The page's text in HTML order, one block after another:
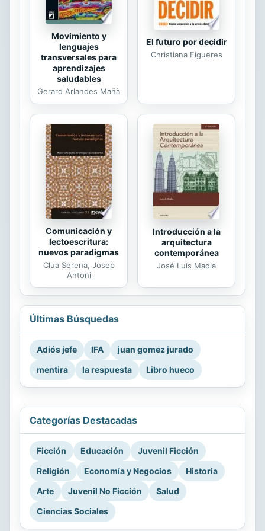
Movimiento y
lenguajes
transversales para
aprendizajes
saludables
Gerard Arlandes Mañà
El futuro por decidir
Christiana Figueres
Comunicación y
lectoescritura:
nuevos paradigmas
Clua Serena, Josep
Antoni
Introducción a la
arquitectura
contemporánea
José Luis Madia
Últimas Búsquedas
Adiós jefe IFA
juan gomez jurado
mentira
la respuesta Libro hueco
Categorías Destacadas
Ficción Educación
Juvenil Ficción
Religión
Economía y Negocios
Historia
Arte
Juvenil No Ficción
Salud
Ciencias Sociales